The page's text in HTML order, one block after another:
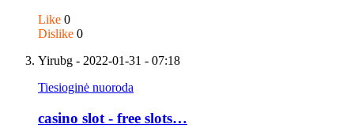
Like 0
Dislike 0
Yirubg - 2022-01-31 - 07:18
Tiesioginė nuoroda
casino slot - free slots…